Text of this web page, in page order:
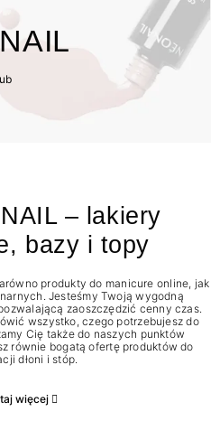
– lakiery
bazy i topy
produkty do manicure online, jak
Jesteśmy Twoją wygodną
zaoszczędzić cenny czas.
wszystko, czego potrzebujesz do
Cię także do naszych punktów
równie bogatą ofertę produktów do
dłoni i stóp.
więcej